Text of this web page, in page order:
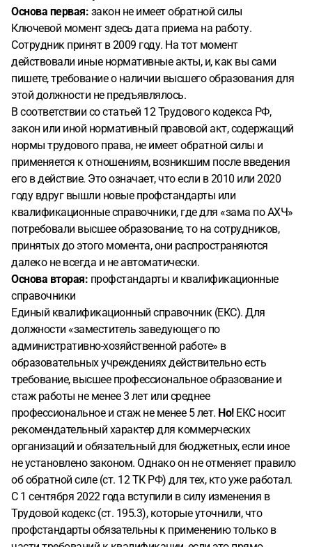
Основа первая: закон не имеет обратной силы
Ключевой момент здесь дата приема на работу.
Сотрудник принят в 2009 году. На тот момент
действовали иные нормативные акты, и, как вы сами
пишете, требование о наличии высшего образования для
этой должности не предъявлялось.
В соответствии со статьей 12 Трудового кодекса РФ,
закон или иной нормативный правовой акт, содержащий
нормы трудового права, не имеет обратной силы и
применяется к отношениям, возникшим после введения
его в действие. Это означает, что если в 2010 или 2020
году вдруг вышли новые профстандарты или
квалификационные справочники, где для «зама по АХЧ»
потребовали высшее образование, то на сотрудников,
принятых до этого момента, они распространяются
далеко не всегда и не автоматически.
Основа вторая: профстандарты и квалификационные
справочники
Единый квалификационный справочник (ЕКС). Для
должности «заместитель заведующего по
административно-хозяйственной работе» в
образовательных учреждениях действительно есть
требование, высшее профессиональное образование и
стаж работы не менее 3 лет или среднее
профессиональное и стаж не менее 5 лет. Но!ЕКС носит
рекомендательный характер для коммерческих
организаций и обязательный для бюджетных, если иное
не установлено законом. Однако он не отменяет правило
об обратной силе (ст. 12 ТК РФ) для тех, кто уже работал.
С 1 сентября 2022 года вступили в силу изменения в
Трудовой кодекс (ст. 195.3), которые уточнили, что
профстандарты обязательны к применению только в